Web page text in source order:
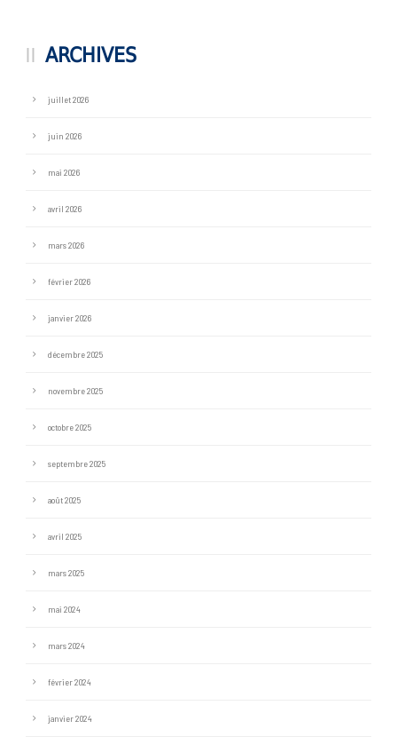
ARCHIVES
juillet 2026
juin 2026
mai 2026
avril 2026
mars 2026
février 2026
janvier 2026
décembre 2025
novembre 2025
octobre 2025
septembre 2025
août 2025
avril 2025
mars 2025
mai 2024
mars 2024
février 2024
janvier 2024